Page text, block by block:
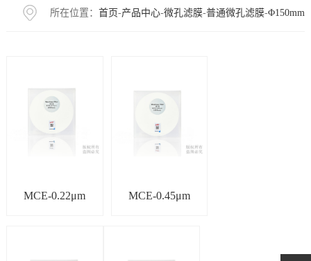
所在位置：首页-产品中心-微孔滤膜-普通微孔滤膜-Φ150mm
MCE-0.22μm MCE-0.45μm